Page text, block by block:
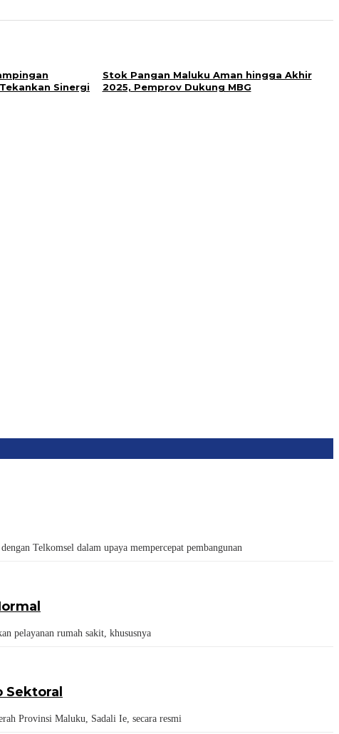
Sinergi
Stok Pangan Maluku Aman hingga Akhir
2025, Pemprov Dukung MBG
Telkomsel dalam upaya mempercepat pembangunan
pelayanan rumah sakit, khususnya
Sektoral
Provinsi Maluku, Sadali Ie, secara resmi